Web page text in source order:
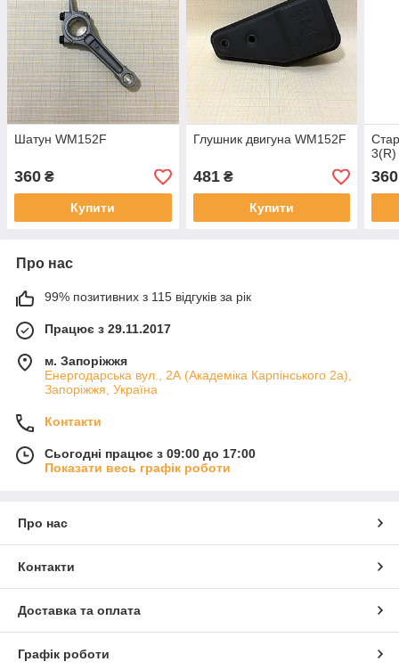
Шатун WM152F
360 ₴
Купити
Глушник двигуна WM152F
481₴
Купити
3(R)
360
Про нас
99% позитивних з 115 відгуків за рік
Працює з 29.11.2017
м. Запоріжжя
Енергодарська вул., 2А (Академіка Карпінського 2а),
Запоріжжя, Україна
Контакти
Сьогодні працює з 09:00 до 17:00
Показати весь графік роботи
Про нас
Контакти
Доставка та оплата
Графік роботи